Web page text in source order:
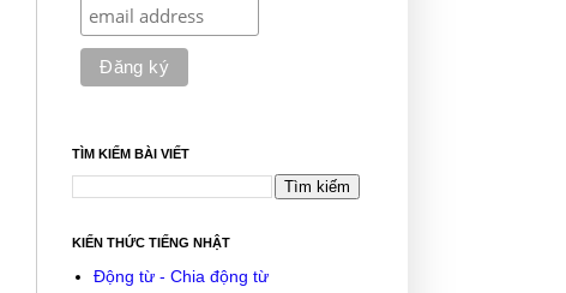
TÌM KIẾM BÀI VIẾT
KIẾN THỨC TIẾNG NHẬT
Động từ - Chia động từ